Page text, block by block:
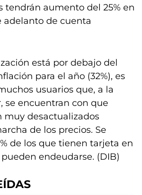
tendrán aumento del 25% en
adelanto de cuenta
está por debajo del
para el año (32%), es
usuarios que, a la
se encuentran con que
muy desactualizados
de los precios. Se
de los que tienen tarjeta en
endeudarse. (DIB)